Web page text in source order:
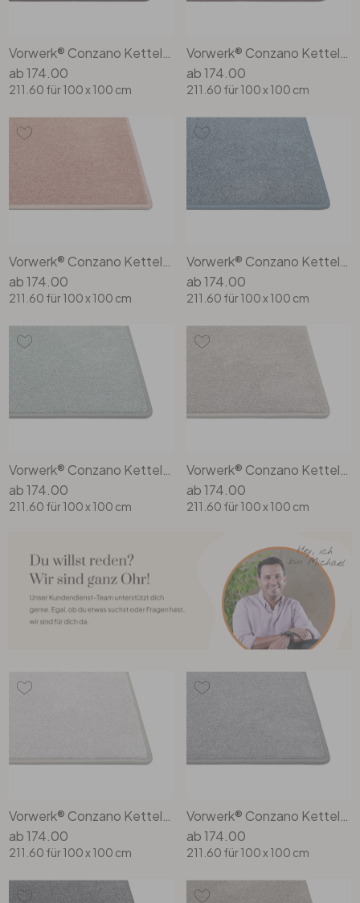
ab174.00
211.60 für 100 x 100 cm
ab174.00
211.60 für 100 x 100 cm
ab174.00
211.60 für 100 x 100 cm
ab174.00
211.60 für 100 x 100 cm
ab174.00
211.60 für 100 x 100 cm
ab174.00
211.60 für 100 x 100 cm
Vorwerk® Conzano Kettelteppich Rechteck Wunschmass in 5v28
ab174.00
211.60 für 100 x 100 cm
Vorwerk® Conzano Kettelteppich Rechteck Wunschmass in 5v29
ab174.00
211.60 für 100 x 100 cm